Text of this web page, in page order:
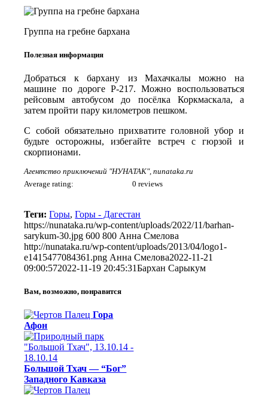
Группа на гребне бархана
Полезная информация
Добраться к бархану из Махачкалы можно на
машине по дороге Р-217. Можно воспользоваться
рейсовым автобусом до посёлка Коркмаскала, а
затем пройти пару километров пешком.
С собой обязательно прихватите головной убор и
будьте осторожны, избегайте встреч с гюрзой и
скорпионами.
Агентство приключений "НУНАТАК", nunataka.ru
Average rating:
0 reviews
Теги: Горы,Горы - Дагестан
https://nunataka.ru/wp-content/uploads/2022/11/barhan-
sarykum-30.jpg 600 800 Анна Смелова
http://nunataka.ru/wp-content/uploads/2013/04/logo1-
e1415477084361.png Анна Смелова2022-11-21
09:00:572022-11-19 20:45:31Бархан Сарыкум
Вам, возможно, понравится
Гора
Афон
Большой Тхач — “Бог”
Западного Кавказа